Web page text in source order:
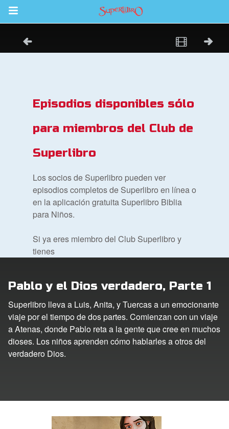
Return to Content
de Familia:
Superbook USA
idioma
Episodios disponibles sólo
para miembros del Club de
Superlibro
Los socios de Superlibro pueden ver
episodios completos de Superlibro en línea o
en la aplicación gratuita Superlibro Biblia
para Niños.
Si ya eres miembro del Club Superlibro y
tienes
completos de Superlibro.
DESCUBRA MÁS
Pablo y el Dios verdadero, Parte 1
Superlibro lleva a Luis, Anita, y Tuercas a un emocionante
viaje por el tiempo de dos partes. Comienzan con un viaje
a Atenas, donde Pablo reta a la gente que cree en muchos
dioses. Los niños aprenden cómo hablarles a otros del
verdadero Dios.